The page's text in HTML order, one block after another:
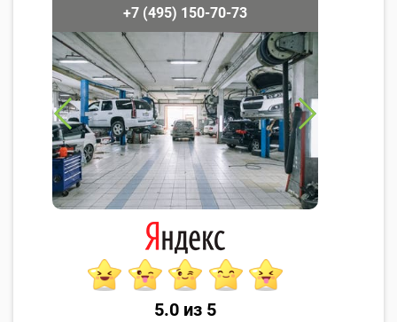
+7 (495) 150-70-73
5.0 из 5